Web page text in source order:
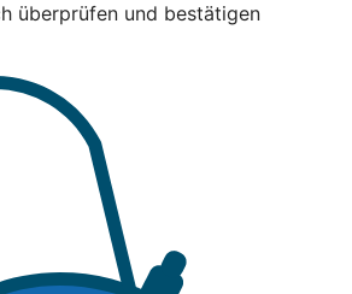
überprüfen und bestätigen